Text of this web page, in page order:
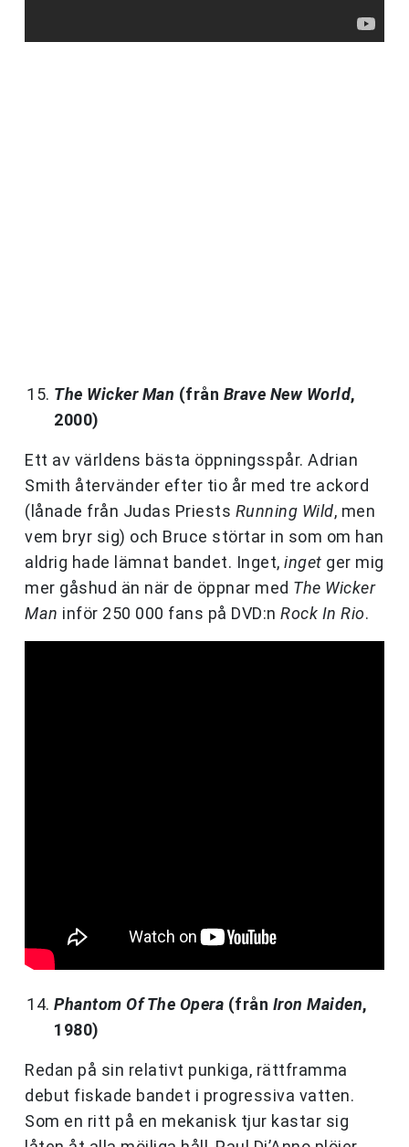
The Wicker Man (från Brave New World,
2000)
Ett av världens bästa öppningsspår. Adrian
Smith återvänder efter tio år med tre ackord
(lånade från Judas Priests Running Wild, men
vem bryr sig) och Bruce störtar in som om han
aldrig hade lämnat bandet. Inget, inget ger mig
mer gåshud än när de öppnar med The Wicker
Man inför 250 000 fans på DVD:n Rock In Rio.
Phantom Of The Opera (från Iron Maiden,
1980)
Redan på sin relativt punkiga, rättframma
debut fiskade bandet i progressiva vatten.
Som en ritt på en mekanisk tjur kastar sig